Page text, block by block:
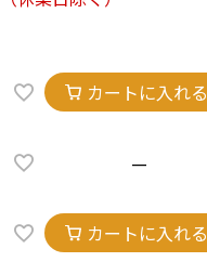
カートに入れる
—
カートに入れる